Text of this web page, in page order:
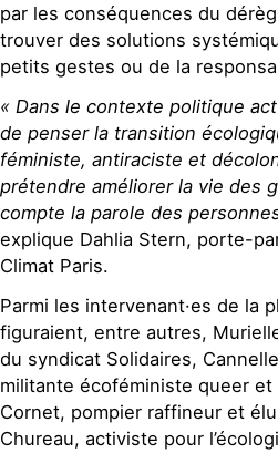
par les conséquences du
trouver des solutions
petits gestes ou de la
« Dans le contexte politique
de penser la transition
féministe, antiraciste et
prétendre améliorer la vie des
compte la parole des
explique Dahlia Stern, porte-
Climat Paris.
Parmi les intervenant·es de la
figuraient, entre autres,
du syndicat Solidaires,
militante écoféministe queer
Cornet, pompier raffineur et
Chureau, activiste pour